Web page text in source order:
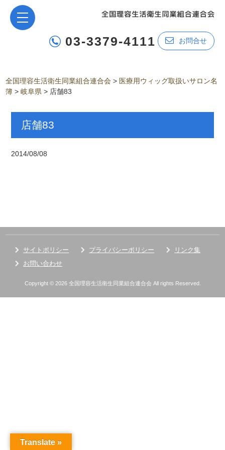
03-3379-4111 お問合せ
全国理容生活衛生同業組合連合会 > 医療用ウィッグ取扱いサロン名
簿 >岐阜県 > 店舗83
店舗83
2014/08/08
サイトポリシー プライバシーポリシー
リンク集
お問い合わせ
Copyright © 2026 全国理容生活衛生同業組合連合会 All rights Reserved.
Translate »